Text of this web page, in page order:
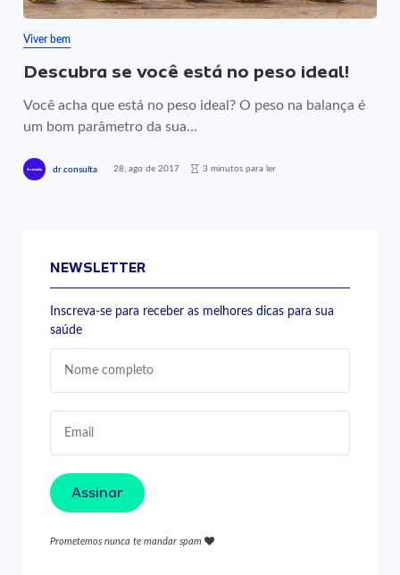
Viver bem
Descubra se você está no peso ideal!
Você acha que está no peso ideal? O peso na balança é
um bom parâmetro da sua...
dr.consulta 28, ago de 2017 3 minutos para ler
NEWSLETTER
Inscreva-se para receber as melhores dicas para sua
saúde
Assinar
Prometemos nunca te mandar spam